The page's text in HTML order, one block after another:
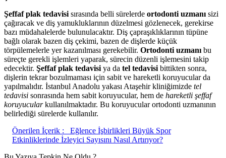
Şeffaf plak tedavisi sırasında belli sürelerde ortodonti uzmanı sizi
çağıracak ve diş yamukluklarının düzelmesi gözlenecek, gerekirse
bazı müdahalelerde bulunulacaktır. Diş çapraşıklıklarının tüpüne
bağlı olarak bazen diş çekimi, bazen de dişlerde küçük
törpülemelerle yer kazanılması gerekebilir. Ortodonti uzmanı bu
süreçte gerekli işlemleri yaparak, sürecin düzenli işlemesini takip
edecektir. Şeffaf plak tedavisi ya da tel tedavisi bittikten sonra,
dişlerin tekrar bozulmaması için sabit ve hareketli koruyucular da
yapılmalıdır. İstanbul Anadolu yakası Ataşehir kliniğimizde tel
tedavisi sonrasında hem sabit koruyucular, hem de hareketli şeffaf
koruyucularkullanılmaktadır. Bu koruyucular ortodonti uzmanının
belirlediği sürelerde kullanılır.
Önerilen İçerik :
Eğlence İşbirlikleri Büyük Spor
Etkinliklerinde İzleyici Sayısını Nasıl Artırıyor?